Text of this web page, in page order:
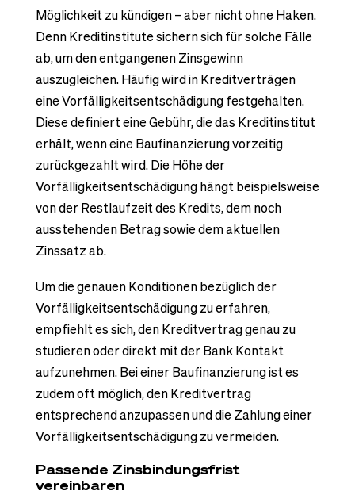
Möglichkeit zu kündigen – aber nicht ohne Haken.
Denn Kreditinstitute sichern sich für solche Fälle
ab, um den entgangenen Zinsgewinn
auszugleichen. Häufig wird in Kreditverträgen
eine Vorfälligkeitsentschädigung festgehalten.
Diese definiert eine Gebühr, die das Kreditinstitut
erhält, wenn eine Baufinanzierung vorzeitig
zurückgezahlt wird. Die Höhe der
Vorfälligkeitsentschädigung hängt beispielsweise
von der Restlaufzeit des Kredits, dem noch
ausstehenden Betrag sowie dem aktuellen
Zinssatz ab.
Um die genauen Konditionen bezüglich der
Vorfälligkeitsentschädigung zu erfahren,
empfiehlt es sich, den Kreditvertrag genau zu
studieren oder direkt mit der Bank Kontakt
aufzunehmen. Bei einer Baufinanzierung ist es
zudem oft möglich, den Kreditvertrag
entsprechend anzupassen und die Zahlung einer
Vorfälligkeitsentschädigung zu vermeiden.
Passende Zinsbindungsfrist
vereinbaren